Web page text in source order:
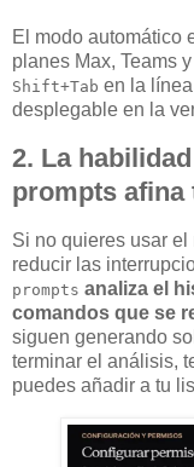
El modo automático
planes Max, Teams
Shift+Tab en la
desplegable en la
2. La
prompts
Si no quieres usar el
reducir las
prompts analiza el
comandos que se
siguen generando
terminar el análisis,
puedes añadir a tu